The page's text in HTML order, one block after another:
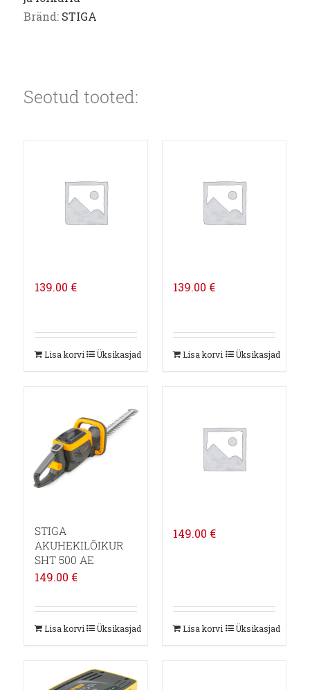
Bränd: STIGA
Seotud tooted:
139.00 €
Lisa korvi Üksikasjad
139.00 €
Lisa korvi Üksikasjad
STIGA
AKUHEKILÕIKUR
SHT 500 AE
149.00 €
Lisa korvi Üksikasjad
149.00 €
Lisa korvi Üksikasjad